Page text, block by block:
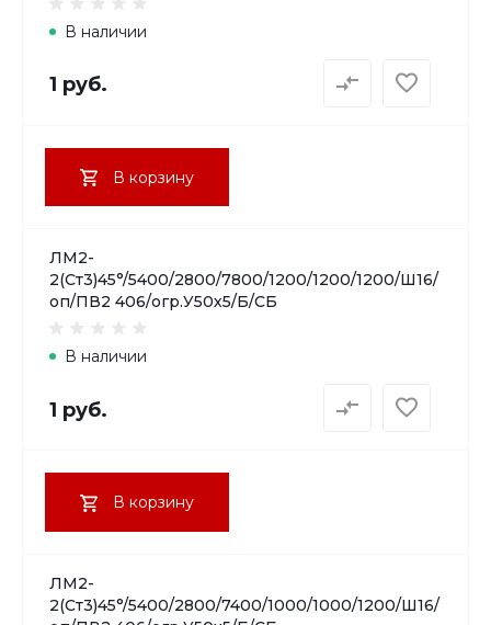
В наличии
1 руб.
В корзину
ЛМ2-
2(Ст3)45°/5400/2800/7800/1200/1200/1200/Ш16/
оп/ПВ2 406/огр.У50х5/Б/СБ
В наличии
1 руб.
В корзину
ЛМ2-
2(Ст3)45°/5400/2800/7400/1000/1000/1200/Ш16/